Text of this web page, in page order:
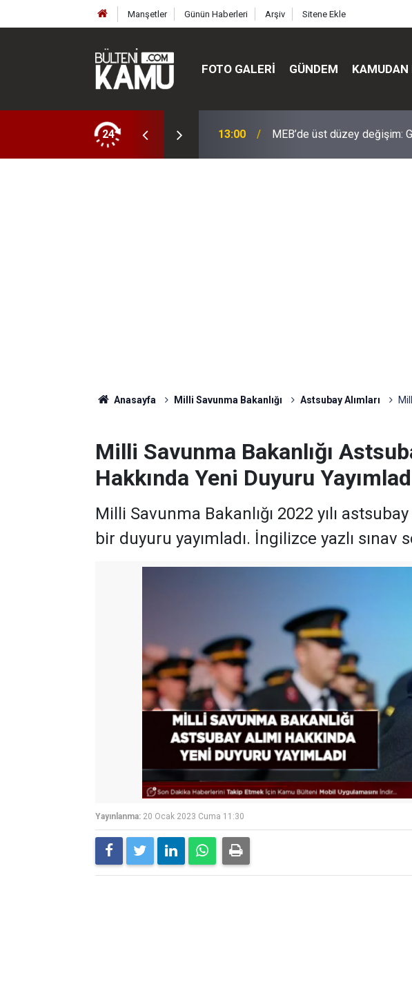
Manşetler Günün Haberleri Arşiv Sitene Ekle
FOTO GALERI GÜNDEM KAMUDAN
24
ve enstitüler kuruldu, bazıları kapatıldı 13:00 MEB’de üst düzey değişim:
Anasayfa Milli Savunma Bakanlığı Astsubay Alımları
Milli Savunma Bakanlığı
Hakkında Yeni Duyuru
Milli Savunma Bakanlığı 2022 yılı
bir duyuru yayımladı. İngilizce yazlı sınav
Yayınlanma: 20 Ocak 2023 Cuma 11:30